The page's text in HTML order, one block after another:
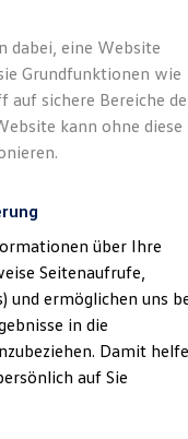
Leasing
ist die Auto Schmitt
)
dabei, eine Website
Grundfunktionen wie
auf sichere Bereiche
kann ohne diese
über Ihre
Seitenaufrufe,
und ermöglichen uns
in die
Damit
auf Sie